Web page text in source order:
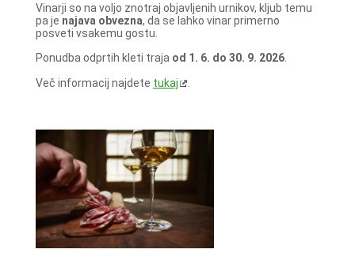
Vinarji so na voljo znotraj objavljenih urnikov, kljub temu
pa je najava obvezna, da se lahko vinar primerno
posveti vsakemu gostu.
Ponudba odprtih kleti traja od 1. 6. do 30. 9. 2026.
Več informacij najdete tukaj